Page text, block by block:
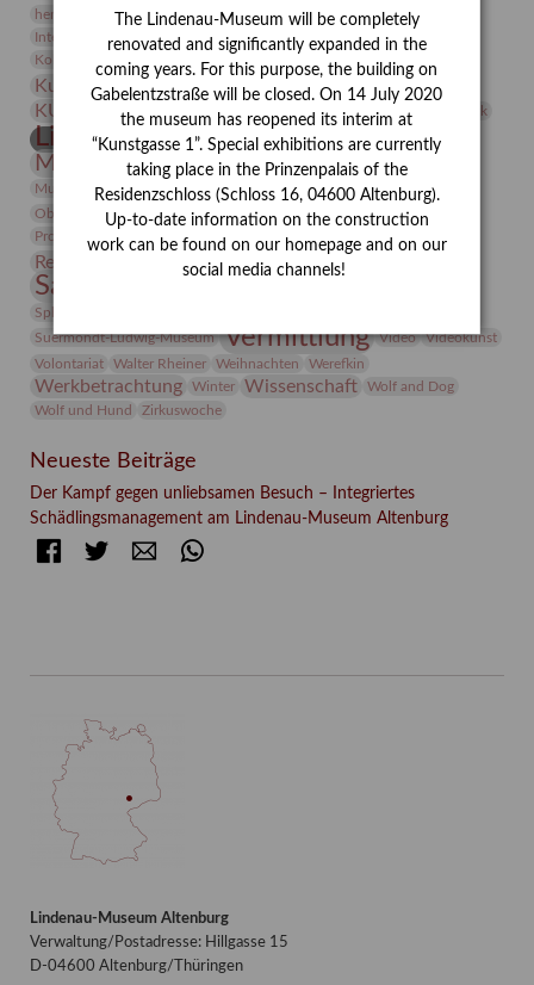
herman de vries Humboldt
Insekten
Integriertes Schädlingsmanagement
Italien Jahresempfang
Jubiläum
Kolosseum
Kooperationsausstellung Korkmodelle Kunst
Kunstmuseum Kunstvermittlung Kunst von Kühl
KUNSTWAND Künstler Künstlerin Lehmbruck
Lindenau-Museum Marstall Messeakademie
Museumsgeschichte Museumsnacht
Museumspädagogik Mäzen Napoleon Natur
Neue Remise
Objekt im Fokus
Paul Klee Peter Schnürpel Phelloplastik
Pohlhof
Provenienz
Provenienzforschung
Restaurierung Restitution Rudi Lesser Ruth Wolf-Rehfeld
Sammlung
Sphinx
Suermondt-Ludwig-Museum
Vermittlung Video
Videokunst
Volontariat
Walter Rheiner Weihnachten Werefkin
Werkbetrachtung Winter Wissenschaft
Wolf and Dog
Wolf und Hund
Zirkuswoche
Neueste Beiträge
Der Kampf gegen unliebsamen Besuch – Integriertes
Schädlingsmanagement am Lindenau-Museum Altenburg
FacebookTwitter E-mail
Lindenau-Museum Altenburg
Verwaltung/Postadresse: Hillgasse 15
D-04600 Altenburg/Thüringen
The Lindenau-Museum will be completely
renovated and significantly expanded in the
coming years. For this purpose, the building on
Gabelentzstraße will be closed. On 14 July 2020
the museum has reopened its interim at
“Kunstgasse 1”. Special exhibitions are currently
taking place in the Prinzenpalais of the
Residenzschloss (Schloss 16, 04600 Altenburg).
Up-to-date information on the construction
work can be found on our homepage and on our
social media channels!